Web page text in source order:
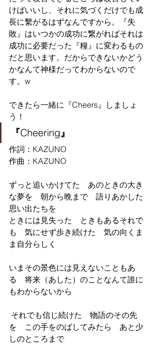
けばいいし、それに気づくだけでも成
長に繫がるはずなんですから。『失
敗』はいつかの成功に繋がればそれは
成功に必要だった『糧』に変わるもの
だと思います。だからできないかどう
かなんて神様だってわからないので
す。w
できたら一緒に『Cheers』しましょ
う！
『Cheering』
作詞：KAZUNO
作曲：KAZUNO
ずっと追いかけてた　あのときの大き
な夢を　朝から晩まで　語りあかした
思い出たちを
ときには見失った　ときもあるそれで
も　気にせず歩き続けた　気の向くま
ま自分らしく
いまその景色には見えないこともあ
る　将来（あした）のことなんて誰に
もわからないから
を　この手をのばしてみたら　あと少
しのところまで